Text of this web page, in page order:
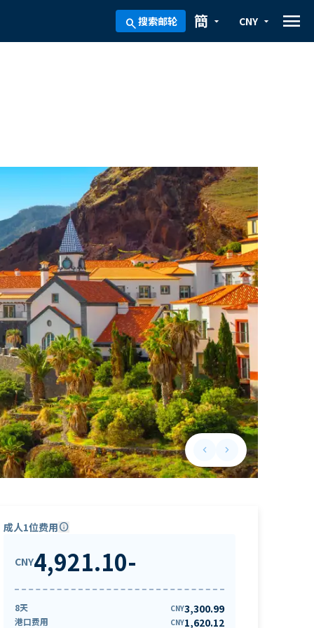
search搜索邮轮 arrow_drop_down
簡 arrow_drop_down
CNY menu
keyboard_arrow_leftPrevious slide
keyboard_arrow_rightNext slide
成人1位费用info
CNY4,921.10-
8天 CNY3,300.99
港口费用 CNY1,620.12